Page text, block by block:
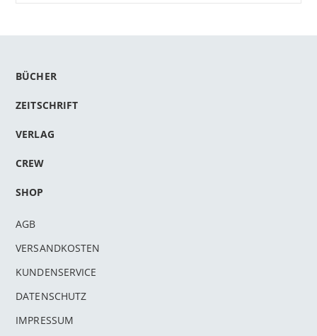
BÜCHER
ZEITSCHRIFT
VERLAG
CREW
SHOP
AGB
VERSANDKOSTEN
KUNDENSERVICE
DATENSCHUTZ
IMPRESSUM